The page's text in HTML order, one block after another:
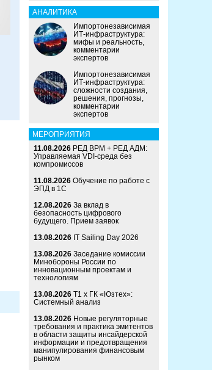
АНАЛИТИКА
Импортонезависимая
ИТ-инфраструктура:
мифы и реальность,
комментарии
экспертов
Импортонезависимая
ИТ-инфраструктура:
сложности создания,
решения, прогнозы,
комментарии
экспертов
МЕРОПРИЯТИЯ
11.08.2026 РЕД ВРМ + РЕД АДМ:
Управляемая VDI-среда без
компромиссов
11.08.2026 Обучение по работе с
ЭПД в 1С
12.08.2026 За вклад в
безопасность цифрового
будущего. Прием заявок
13.08.2026 IT Sailing Day 2026
13.08.2026 Заседание комиссии
Минобороны России по
инновационным проектам и
технологиям
13.08.2026 Т1 x ГК «Юзтех»:
Системный анализ
13.08.2026 Новые регуляторные
требования и практика эмитентов
в области защиты инсайдерской
информации и предотвращения
манипулирования финансовым
рынком